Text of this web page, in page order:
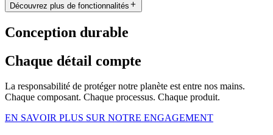
Découvrez plus de fonctionnalités
Conception durable
Chaque détail compte
La responsabilité de protéger notre planète est entre nos mains.
Chaque composant. Chaque processus. Chaque produit.
EN SAVOIR PLUS SUR NOTRE ENGAGEMENT